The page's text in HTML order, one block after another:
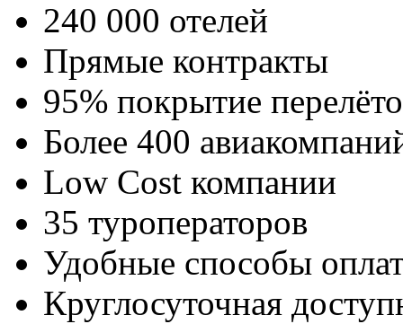
240 000 отелей
Прямые контракты
95% покрытие
Более 400
Low Cost компании
35 туроператоров
Удобные способы
Круглосуточная